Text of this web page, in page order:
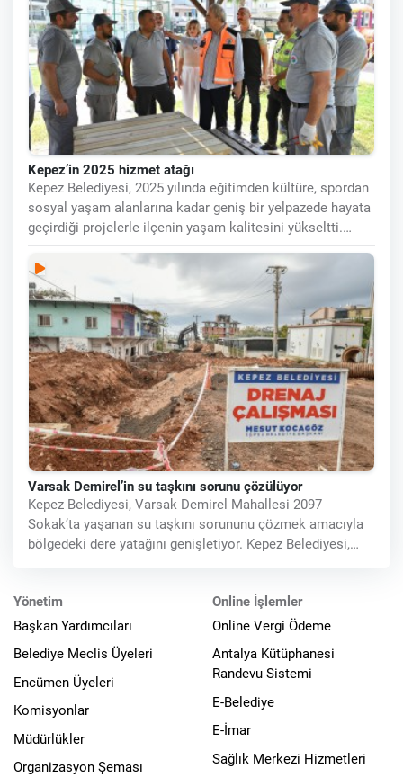
Kepez’in 2025 hizmet atağı
Kepez Belediyesi, 2025 yılında eğitimden kültüre, spordan
sosyal yaşam alanlarına kadar geniş bir yelpazede hayata
geçirdiği projelerle ilçenin yaşam kalitesini yükseltti.
İlçenin
Varsak Demirel’in su taşkını sorunu çözülüyor
Kepez Belediyesi, Varsak Demirel Mahallesi 2097
Sokak’ta yaşanan su taşkını sorununu çözmek amacıyla
bölgedeki dere yatağını genişletiyor. Kepez Belediyesi,
Yönetim
Başkan Yardımcıları
Belediye Meclis Üyeleri
Encümen Üyeleri
Komisyonlar
Müdürlükler
Organizasyon Şeması
Online İşlemler
Online Vergi Ödeme
Antalya Kütüphanesi
Randevu Sistemi
E-Belediye
E-İmar
Sağlık Merkezi Hizmetleri